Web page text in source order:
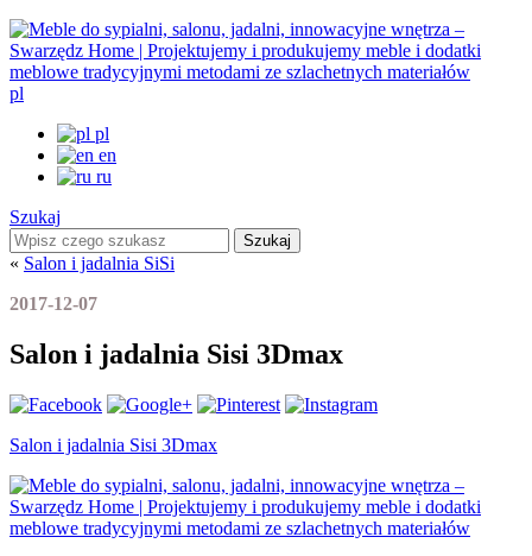
pl
pl
en
ru
Szukaj
Szukaj
« Salon i jadalnia SiSi
2017-12-07
Salon i jadalnia Sisi 3Dmax
Salon i jadalnia Sisi 3Dmax